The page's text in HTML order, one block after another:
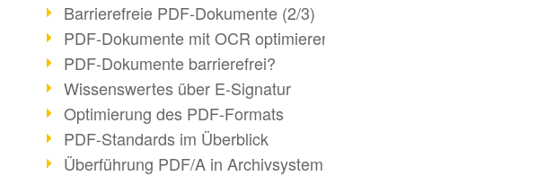
Barrierefreie PDF-Dokumente (2/3)
PDF-Dokumente mit OCR optimieren
PDF-Dokumente barrierefrei?
Wissenswertes über E-Signatur
Optimierung des PDF-Formats
PDF-Standards im Überblick
Überführung PDF/A in Archivsystem